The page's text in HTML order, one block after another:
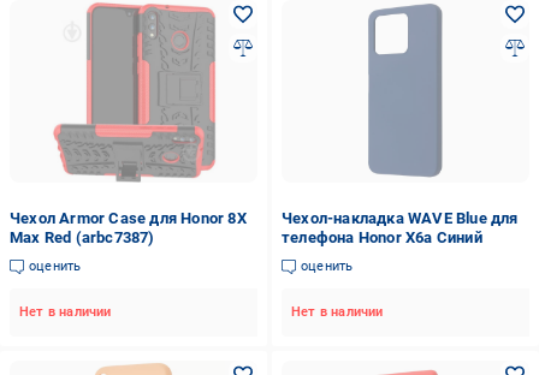
Чехол Armor Case для Honor 8X
Max Red (arbc7387)
оценить
Нет в наличии
Чехол-накладка WAVE Blue для
телефона Honor X6a Синий
оценить
Нет в наличии